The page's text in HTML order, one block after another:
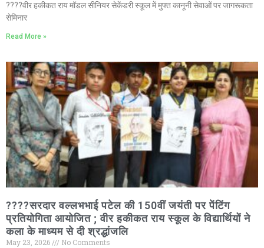
????वीर हकीकत राय मॉडल सीनियर सेकेंडरी स्कूल में मुफ्त कानूनी सेवाओं पर जागरूकता
सेमिनार
Read More »
????सरदार वल्लभभाई पटेल की 150वीं जयंती पर पेंटिंग
प्रतियोगिता आयोजित ; वीर हकीकत राय स्कूल के विद्यार्थियों ने
कला के माध्यम से दी श्रद्धांजलि
May 23, 2026
No Comments